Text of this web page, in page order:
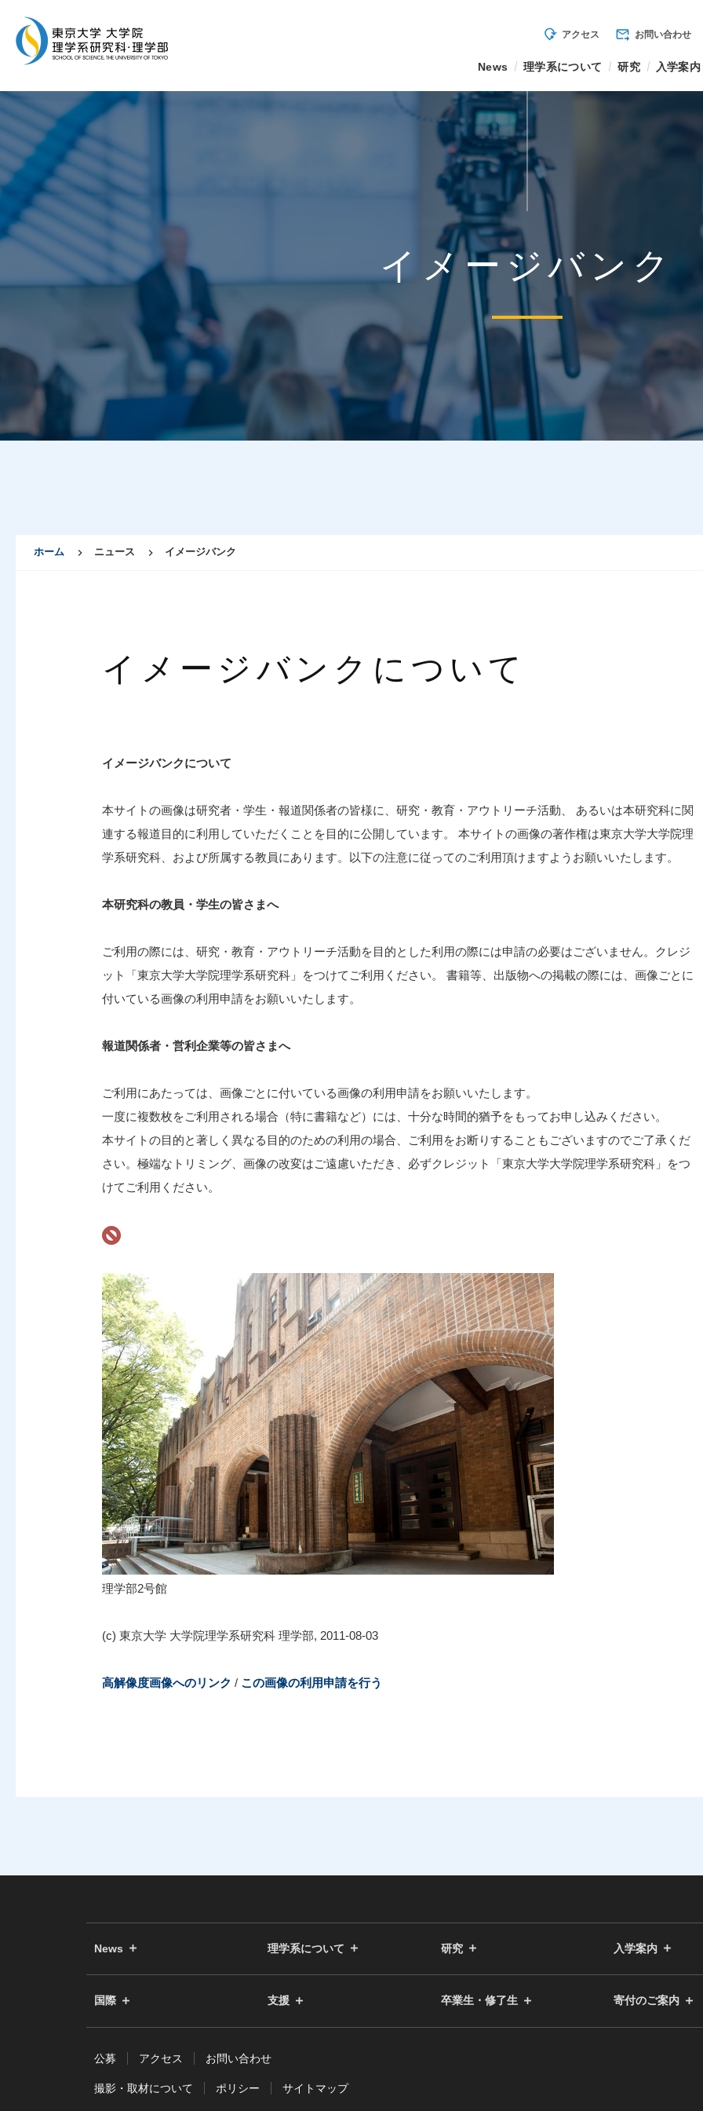
mode_of_travel アクセス forward_to_inbox お問い合わせ
News 理学系について 研究 入学案内
イメージバンク
ホーム ニュース イメージバンク
イメージバンクについて
イメージバンクについて
本サイトの画像は研究者・学生・報道関係者の皆様に、研究・教育・アウトリーチ活動、 あるいは本研究科に関
連する報道目的に利用していただくことを目的に公開しています。 本サイトの画像の著作権は東京大学大学院理
学系研究科、および所属する教員にあります。以下の注意に従ってのご利用頂けますようお願いいたします。
本研究科の教員・学生の皆さまへ
ご利用の際には、研究・教育・アウトリーチ活動を目的とした利用の際には申請の必要はございません。クレジ
ット「東京大学大学院理学系研究科」をつけてご利用ください。 書籍等、出版物への掲載の際には、画像ごとに
付いている画像の利用申請をお願いいたします。
報道関係者・営利企業等の皆さまへ
ご利用にあたっては、画像ごとに付いている画像の利用申請をお願いいたします。
一度に複数枚をご利用される場合（特に書籍など）には、十分な時間的猶予をもってお申し込みください。
本サイトの目的と著しく異なる目的のための利用の場合、ご利用をお断りすることもございますのでご了承くだ
さい。極端なトリミング、画像の改変はご遠慮いただき、必ずクレジット「東京大学大学院理学系研究科」をつ
けてご利用ください。
理学部2号館
(c) 東京大学 大学院理学系研究科 理学部, 2011-08-03
高解像度画像へのリンク / この画像の利用申請を行う
News 理学系について 研究 入学案内
国際 支援 卒業生・修了生 寄付のご案内
公募 アクセス お問い合わせ
撮影・取材について ポリシー サイトマップ